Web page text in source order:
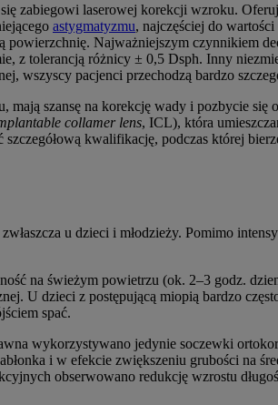
zabiegowi laserowej korekcji wzroku.
astygmatyzmu, najczęściej do
Najważniejszym czynnikiem
z tolerancją różnicy ± 0,5 Dsph. Inny
wszyscy pacjenci przechodzą bardzo
szansę na korekcję wady i pozbycie
collamer lens, ICL), która
kwalifikację, podczas której
u dzieci i młodzieży. Pomimo
na świeżym powietrzu (ok. 2–3 godz.
U dzieci z postępującą miopią bardzo
spać.
wykorzystywano jedynie soczewki
i w efekcie zwiększeniu grubości na
obserwowano redukcję wzrostu